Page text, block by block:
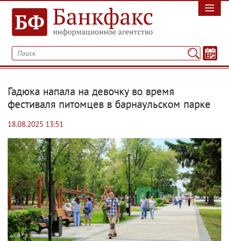
Гадюка напала на девочку во время
фестиваля питомцев в барнаульском парке
18.08.2025 13:51